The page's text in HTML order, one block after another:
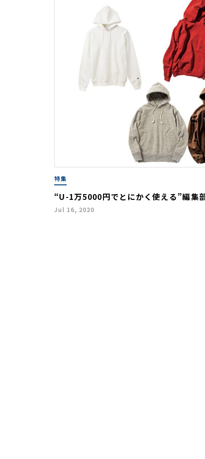
特集
“U-1万5000円でとにかく使える”編集
Jul 16, 2020